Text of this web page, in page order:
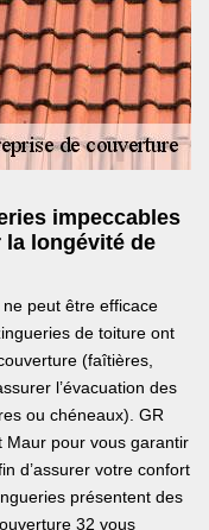
impeccables
longévité de
peut être efficace
de toiture ont
(faîtières,
l’évacuation des
ou chéneaux). GR
Maur pour vous garantir
d’assurer votre confort
présentent des
32 vous